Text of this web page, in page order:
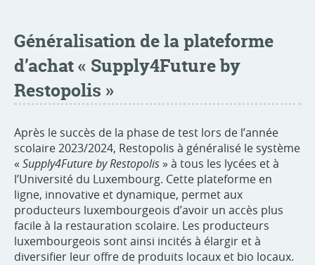
Généralisation de la plateforme
d’achat « Supply4Future by
Restopolis »
Après le succès de la phase de test lors de l’année
scolaire 2023/2024, Restopolis à généralisé le système
« Supply4Future by Restopolis» à tous les lycées et à
l’Université du Luxembourg. Cette plateforme en
ligne, innovative et dynamique, permet aux
producteurs luxembourgeois d’avoir un accès plus
facile à la restauration scolaire. Les producteurs
luxembourgeois sont ainsi incités à élargir et à
diversifier leur offre de produits locaux et bio locaux.